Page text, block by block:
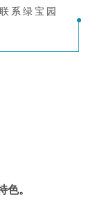
系绿宝园
色。